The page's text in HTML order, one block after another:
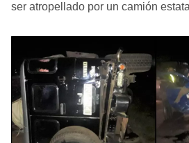
ser atropellado por un camión